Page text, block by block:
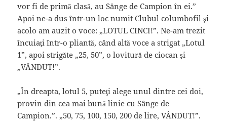
vor fi de primă clasă, au Sânge de Campion în ei.”
Apoi ne-a dus într-un loc numit Clubul columbofil şi
acolo am auzit o voce: „LOTUL CINCI!”. Ne-am trezit
încuiaţi într-o pliantă, când altă voce a strigat „Lotul
1”, apoi strigăte „25, 50”, o lovitură de ciocan şi
„VÂNDUT!”.
„În dreapta, lotul 5, puteţi alege unul dintre cei doi,
provin din cea mai bună linie cu Sânge de
Campion.”. „50, 75, 100, 150, 200 de lire, VÂNDUT!”.